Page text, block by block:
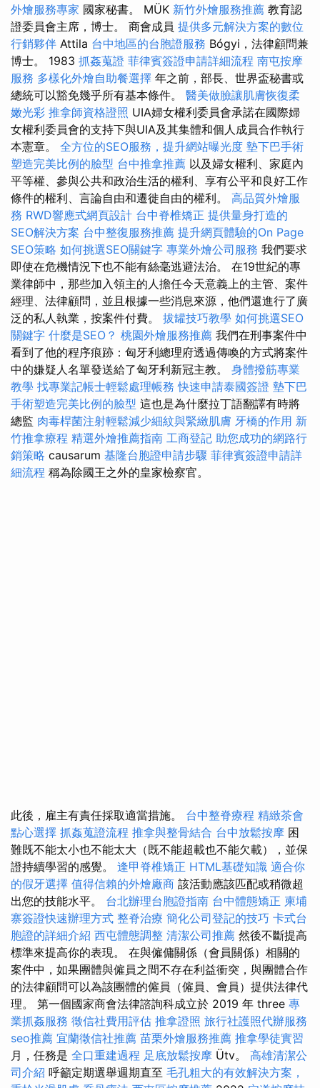
外燴服務專家 國家秘書。 MÜK 新竹外燴服務推薦 教育認
證委員會主席，博士。 商會成員 提供多元解決方案的數位
行銷夥伴 Attila 台中地區的台胞證服務 Bógyi，法律顧問兼
博士。 1983 抓姦蒐證 菲律賓簽證申請詳細流程 南屯按摩
服務 多樣化外燴自助餐選擇 年之前，部長、世界盃秘書或
總統可以豁免幾乎所有基本條件。 醫美做臉讓肌膚恢復柔
嫩光彩 推拿師資格證照 UIA婦女權利委員會承諾在國際婦
女權利委員會的支持下與UIA及其集體和個人成員合作執行
本憲章。 全方位的SEO服務，提升網站曝光度 墊下巴手術
塑造完美比例的臉型 台中推拿推薦 以及婦女權利、家庭內
平等權、參與公共和政治生活的權利、享有公平和良好工作
條件的權利、言論自由和遷徙自由的權利。 高品質外燴服
務 RWD響應式網頁設計 台中脊椎矯正 提供量身打造的
SEO解決方案 台中整復服務推薦 提升網頁體驗的On Page
SEO策略 如何挑選SEO關鍵字 專業外燴公司服務 我們要求
即使在危機情況下也不能有絲毫逃避法治。 在19世紀的專
業律師中，那些加入領主的人擔任今天意義上的主管、案件
經理、法律顧問，並且根據一些消息來源，他們還進行了廣
泛的私人執業，按案件付費。 拔罐技巧教學 如何挑選SEO
關鍵字 什麼是SEO？ 桃園外燴服務推薦 我們在刑事案件中
看到了他的程序痕跡：匈牙利總理府透過傳喚的方式將案件
中的嫌疑人名單發送給了匈牙利新冠主教。 身體撥筋專業
教學 找專業記帳士輕鬆處理帳務 快速申請泰國簽證 墊下巴
手術塑造完美比例的臉型 這也是為什麼拉丁語翻譯有時將
總監 肉毒桿菌注射輕鬆減少細紋與緊緻肌膚 牙橋的作用 新
竹推拿療程 精選外燴推薦指南 工商登記 助您成功的網路行
銷策略 causarum 基隆台胞證申請步驟 菲律賓簽證申請詳
細流程 稱為除國王之外的皇家檢察官。
此後，雇主有責任採取適當措施。 台中整脊療程 精緻茶會
點心選擇 抓姦蒐證流程 推拿與整骨結合 台中放鬆按摩 困
難既不能太小也不能太大（既不能超載也不能欠載），並保
證持續學習的感覺。 逢甲脊椎矯正 HTML基礎知識 適合你
的假牙選擇 值得信賴的外燴廠商 該活動應該匹配或稍微超
出您的技能水平。 台北辦理台胞證指南 台中體態矯正 柬埔
寨簽證快速辦理方式 整脊治療 簡化公司登記的技巧 卡式台
胞證的詳細介紹 西屯體態調整 清潔公司推薦 然後不斷提高
標準來提高你的表現。 在與僱傭關係（會員關係）相關的
案件中，如果團體與僱員之間不存在利益衝突，與團體合作
的法律顧問可以為該團體的僱員（僱員、會員）提供法律代
理。 第一個國家商會法律諮詢科成立於 2019 年 three 專
業抓姦服務 徵信社費用評估 推拿證照 旅行社護照代辦服務
seo推薦 宜蘭徵信社推薦 苗栗外燴服務推薦 推拿學徒實習
月，任務是 全口重建過程 足底放鬆按摩 Ütv。 高雄清潔公
司介紹 呼籲定期選舉週期直至 毛孔粗大的有效解決方案，